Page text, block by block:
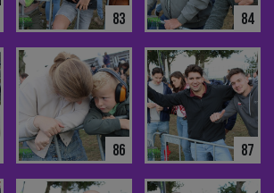
83 84
86 87